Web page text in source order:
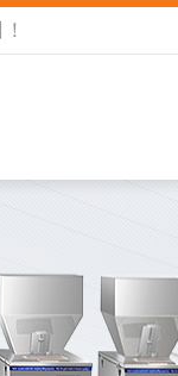
！